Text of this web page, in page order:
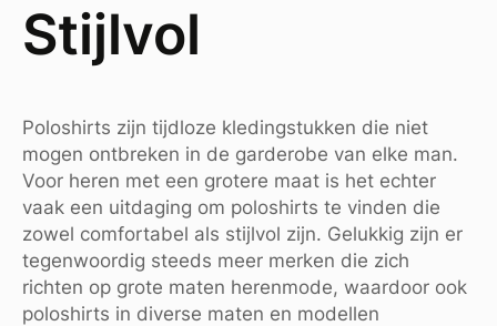
Stijlvol
Poloshirts zijn tijdloze kledingstukken die niet
mogen ontbreken in de garderobe van elke man.
Voor heren met een grotere maat is het echter
vaak een uitdaging om poloshirts te vinden die
zowel comfortabel als stijlvol zijn. Gelukkig zijn er
tegenwoordig steeds meer merken die zich
richten op grote maten herenmode, waardoor ook
poloshirts in diverse maten en modellen